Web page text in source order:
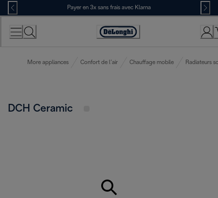
Skip
to
Content
Payer en 3x sans frais avec Klarna
Déclaration
More appliances Confort de l’air Chauffage mobile Radiateurs
DCH Ceramic